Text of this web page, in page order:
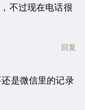
不过现在电话很
回复
是微信里的记录